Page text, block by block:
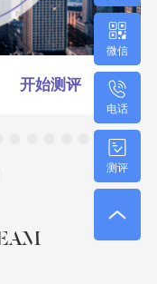
开始测评
微信
电话
测评